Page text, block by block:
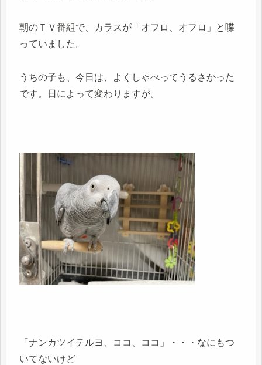
朝のＴＶ番組で、カラスが「オフロ、オフロ」と喋
っていました。
うちの子も、今日は、よくしゃべってうるさかった
です。日によって変わりますが。
「ナンカツイテルヨ、ココ、ココ」・・・なにもつ
いてないけど